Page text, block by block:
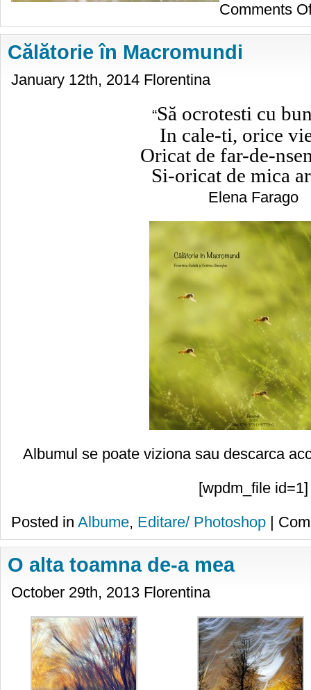
Comments
Călătorie în Macromundi
January 12th, 2014 Florentina
“Să ocrotesti cu
In cale-ti, orice
Oricat de far-de-
Si-oricat de mica
Elena Farago
Albumul se poate viziona sau descarca
[wpdm_file id=1]
Posted in Albume, Editare/ Photoshop |
O alta toamna de-a mea
October 29th, 2013 Florentina